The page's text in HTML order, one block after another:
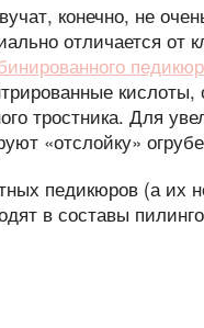
конечно, не
отличается от
тростника. Для
«отслойку»
педикюров (а их
в составы